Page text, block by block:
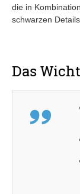
die in
schwarzen
Das